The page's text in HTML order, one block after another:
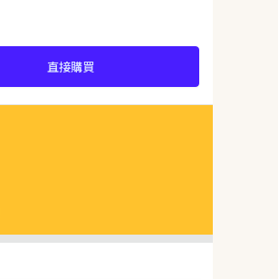
直接購買